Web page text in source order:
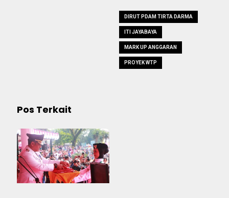
DIRUT PDAM TIRTA DARMA
ITI JAYABAYA
MARK UP ANGGARAN
PROYEK WTP
Pos Terkait